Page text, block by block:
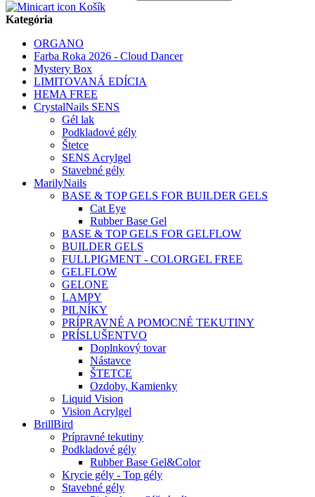
Košík
Kategória
ORGANO
Farba Roka 2026 - Cloud Dancer
Mystery Box
LIMITOVANÁ EDÍCIA
HEMA FREE
CrystalNails SENS
Gél lak
Podkladové gély
Štetce
SENS Acrylgel
Stavebné gély
MarilyNails
BASE & TOP GELS FOR BUILDER GELS
Cat Eye
Rubber Base Gel
BASE & TOP GELS FOR GELFLOW
BUILDER GELS
FULLPIGMENT - COLORGEL FREE
GELFLOW
GELONE
LAMPY
PILNÍKY
PRÍPRAVNÉ A POMOCNÉ TEKUTINY
PRÍSLUŠENTVO
Doplnkový tovar
Nástavce
ŠTETCE
Ozdoby, Kamienky
Liquid Vision
Vision Acrylgel
BrillBird
Prípravné tekutiny
Podkladové gély
Rubber Base Gel&Color
Krycie gély - Top gély
Stavebné gély